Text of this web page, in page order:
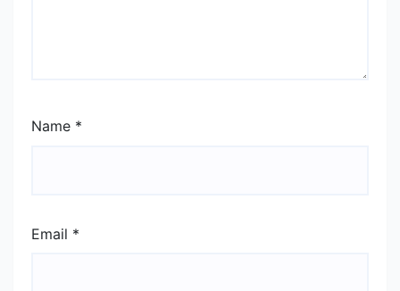
Name *
Email *